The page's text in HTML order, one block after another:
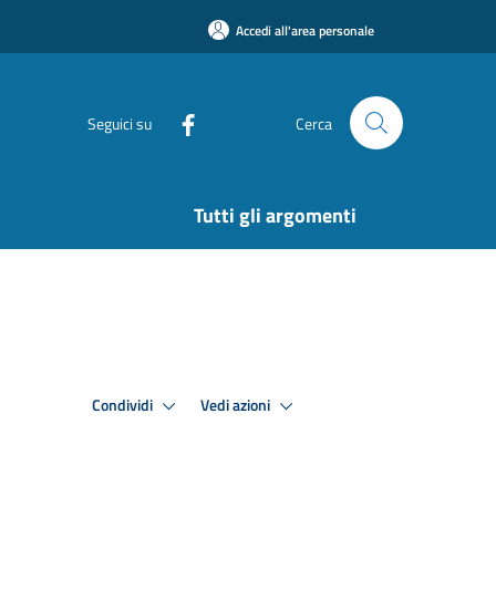
Accedi all'area personale
Seguici su Cerca
Tutti gli argomenti
Condividi Vedi azioni